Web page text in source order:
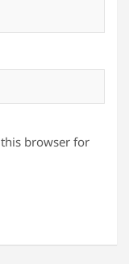
browser for